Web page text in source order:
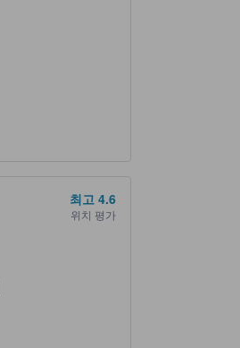
최고 4.6
위치 평가